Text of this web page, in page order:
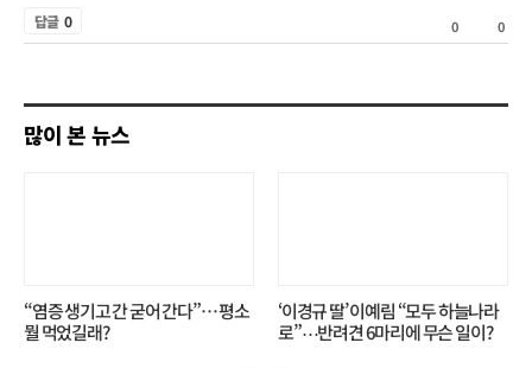
답글 0
공
0 0
많이 본 뉴스
“염증 생기고 간 굳어 간다”… 평소
뭘 먹었길래?
‘이경규 딸’ 이예림 “모두 하늘나라
로”⋯반려견 6마리에 무슨 일이?